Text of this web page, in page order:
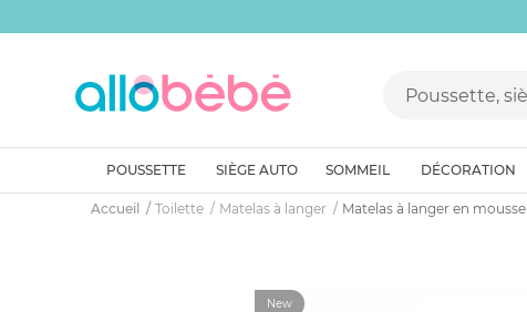
POUSSETTE SIÈGE AUTO SOMMEIL DÉCORATION
Accueil Toilette Matelas à langer Matelas à langer en
New